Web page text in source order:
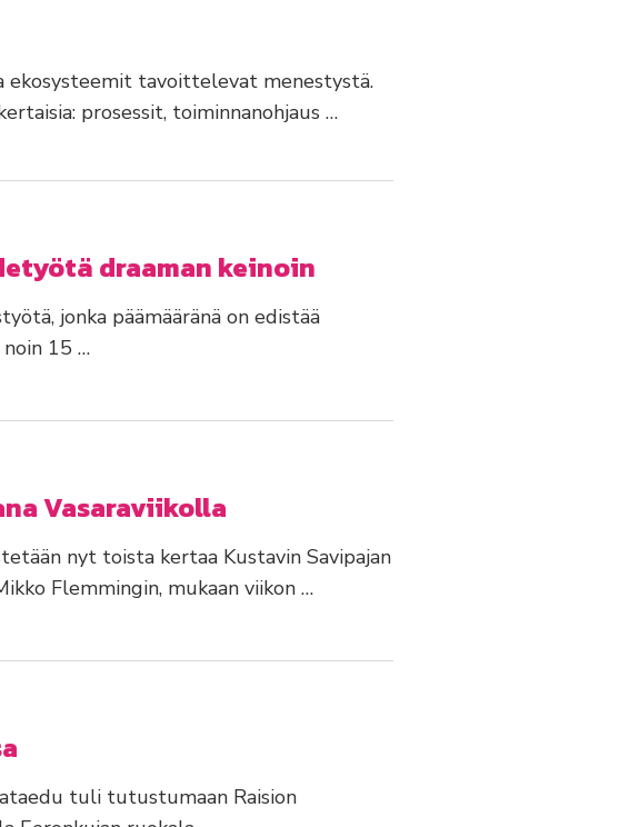
ekosysteemit tavoittelevat menestystä.
prosessit, toiminnanohjaus …
draaman keinoin
jonka päämääränä on edistää
15 …
Vasaraviikolla
nyt toista kertaa Kustavin Savipajan
Flemmingin, mukaan viikon …
tuli tutustumaan Raision